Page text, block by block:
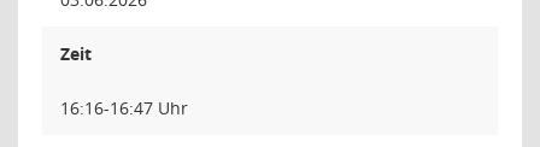
Zeit
16:16-16:47 Uhr